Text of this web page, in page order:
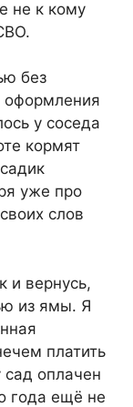
не к кому
без
оформления
у соседа
кормят
уже про
слов
и вернусь,
из ямы. Я
платить
сад оплачен
года ещё не